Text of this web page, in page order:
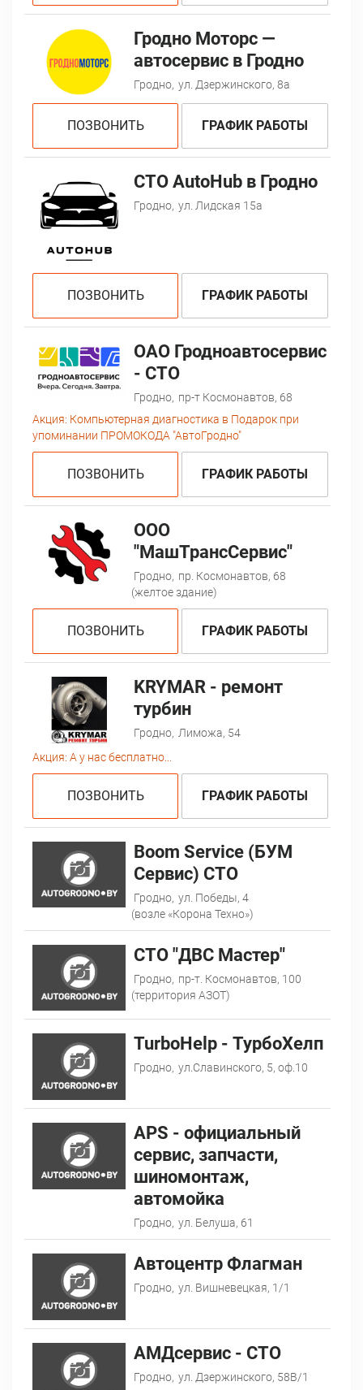
Гродно Моторс —
автосервис в Гродно
Гродно, ул. Дзержинского, 8a
ПОЗВОНИТЬ ГРАФИК РАБОТЫ
СТО AutoHub в Гродно
Гродно, ул. Лидская 15а
ПОЗВОНИТЬ ГРАФИК РАБОТЫ
ОАО Гродноавтосервис
- СТО
Гродно, пр-т Космонавтов, 68
Акция: Компьютерная диагностика в Подарок при
упоминании ПРОМОКОДА "АвтоГродно"
ПОЗВОНИТЬ ГРАФИК РАБОТЫ
ООО
"МашТрансСервис"
Гродно, пр. Космонавтов, 68
(желтое здание)
ПОЗВОНИТЬ ГРАФИК РАБОТЫ
KRYMAR - ремонт
турбин
Гродно, Лиможа, 54
Акция: А у нас бесплатно...
ПОЗВОНИТЬ ГРАФИК РАБОТЫ
Boom Service (БУМ
Сервис) СТО
Гродно, ул. Победы, 4
(возле «Корона Техно»)
CТО "ДВС Мастер"
Гродно, пр-т. Космонавтов, 100
(территория АЗОТ)
TurboHelp - ТурбоХелп
Гродно, ул.Славинского, 5, оф.10
АPS - официальный
сервис, запчасти,
шиномонтаж,
автомойка
Гродно, ул. Белуша, 61
Автоцентр Флагман
Гродно, ул. Вишневецкая, 1/1
АМДсервис - СТО
Гродно, ул. Дзержинского, 58В/1